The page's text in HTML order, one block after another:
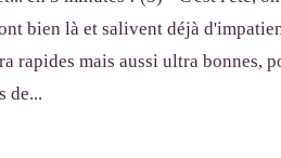
bien là et salivent déjà
rapides mais aussi ultra bonnes,
de...